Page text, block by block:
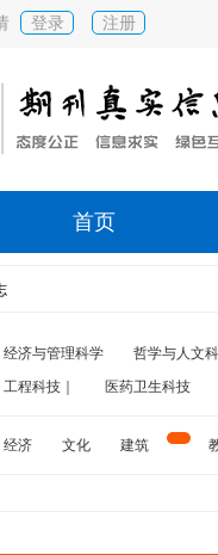
登录 注册
首页
经济与管理科学 哲学与人文
工程科技｜
医药卫生科技
经济 文化 建筑